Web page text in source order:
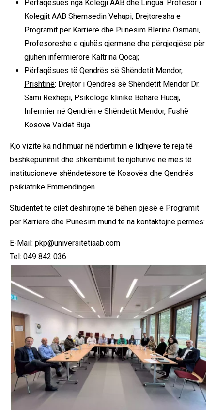
Përfaqësues nga Kolegji AAB dhe Lingua: Profesor i
Kolegjit AAB Shemsedin Vehapi, Drejtoresha e
Programit për Karrierë dhe Punësim Blerina Osmani,
Profesoreshe e gjuhës gjermane dhe përgjegjëse për
gjuhën infermierore Kaltrina Qocaj;
Përfaqësues të Qendrës së Shëndetit Mendor,
Prishtinë: Drejtor i Qendrës së Shëndetit Mendor Dr.
Sami Rexhepi, Psikologe klinike Behare Hucaj,
Infermier në Qendrën e Shëndetit Mendor, Fushë
Kosovë Valdet Buja.
Kjo vizitë ka ndihmuar në ndërtimin e lidhjeve të reja të
bashkëpunimit dhe shkëmbimit të njohurive në mes të
institucioneve shëndetësore të Kosovës dhe Qendrës
psikiatrike Emmendingen.
Studentët të cilët dëshirojnë të bëhen pjesë e Programit
për Karrierë dhe Punësim mund te na kontaktojnë përmes:
E-Mail: pkp@universitetiaab.com
Tel: 049 842 036